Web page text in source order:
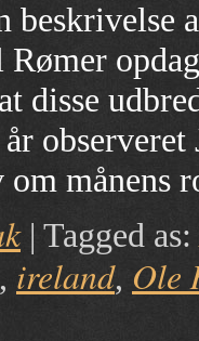
beskrivelse
disse
om
| Tagged as:
, ireland, Ole